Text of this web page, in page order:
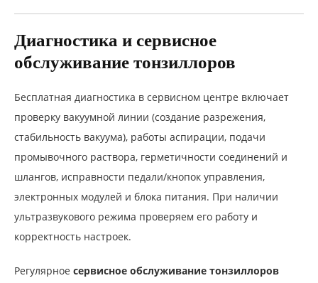
Диагностика и сервисное
обслуживание тонзиллоров
Бесплатная диагностика в сервисном центре включает
проверку вакуумной линии (создание разрежения,
стабильность вакуума), работы аспирации, подачи
промывочного раствора, герметичности соединений и
шлангов, исправности педали/кнопок управления,
электронных модулей и блока питания. При наличии
ультразвукового режима проверяем его работу и
корректность настроек.
Регулярное сервисное обслуживание тонзиллоров